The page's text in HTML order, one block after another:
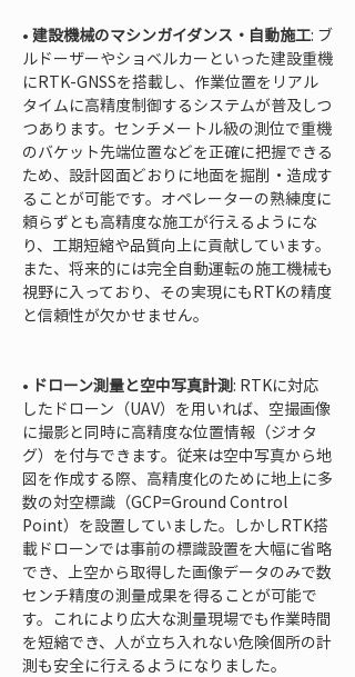
• 建設機械のマシンガイダンス・自動施工: ブ
ルドーザーやショベルカーといった建設重機
にRTK-GNSSを搭載し、作業位置をリアル
タイムに高精度制御するシステムが普及しつ
つあります。センチメートル級の測位で重機
のバケット先端位置などを正確に把握できる
ため、設計図面どおりに地面を掘削・造成す
ることが可能です。オペレーターの熟練度に
頼らずとも高精度な施工が行えるようにな
り、工期短縮や品質向上に貢献しています。
また、将来的には完全自動運転の施工機械も
視野に入っており、その実現にもRTKの精度
と信頼性が欠かせません。
• ドローン測量と空中写真計測: RTKに対応
したドローン（UAV）を用いれば、空撮画像
に撮影と同時に高精度な位置情報（ジオタ
グ）を付与できます。従来は空中写真から地
図を作成する際、高精度化のために地上に多
数の対空標識（GCP=Ground Control
Point）を設置していました。しかしRTK搭
載ドローンでは事前の標識設置を大幅に省略
でき、上空から取得した画像データのみで数
センチ精度の測量成果を得ることが可能で
す。これにより広大な測量現場でも作業時間
を短縮でき、人が立ち入れない危険個所の計
測も安全に行えるようになりました。